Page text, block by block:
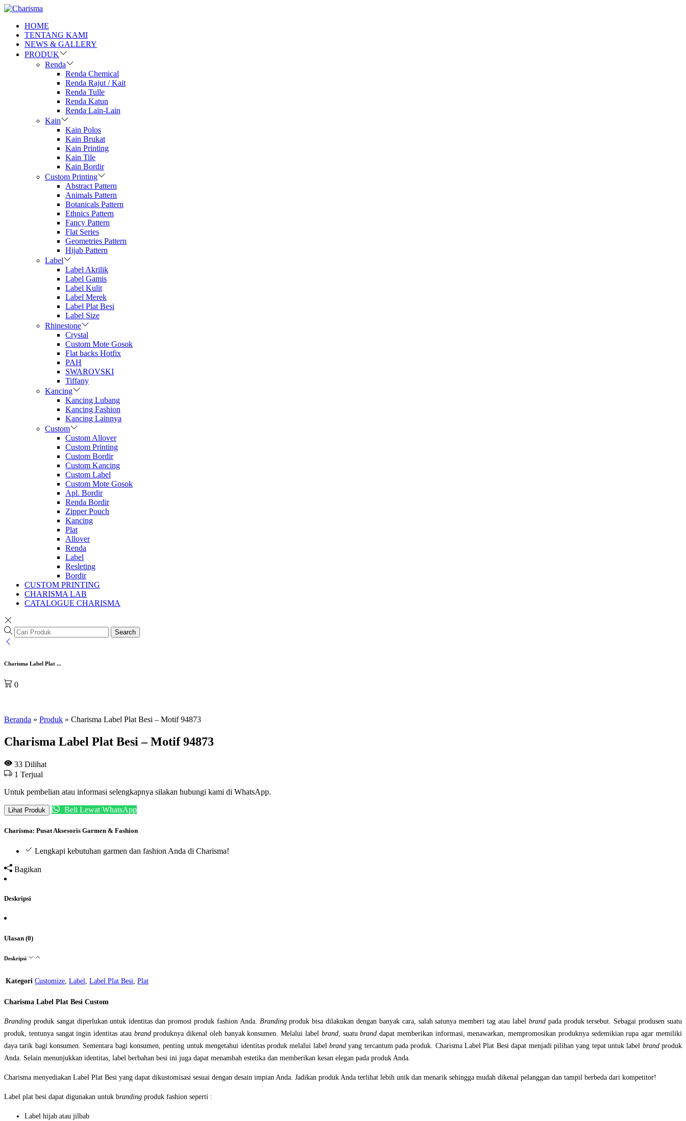
HOME
TENTANG KAMI
NEWS & GALLERY
PRODUK
Renda
Renda Chemical
Renda Rajut / Kait
Renda Tulle
Renda Katun
Renda Lain-Lain
Kain
Kain Polos
Kain Brukat
Kain Printing
Kain Tile
Kain Bordir
Custom Printing
Abstract Pattern
Animals Pattern
Botanicals Pattern
Ethnics Pattern
Fancy Pattern
Flat Series
Geometries Pattern
Hijab Pattern
Label
Label Akrilik
Label Gamis
Label Kulit
Label Merek
Label Plat Besi
Label Size
Rhinestone
Crystal
Custom Mote Gosok
Flat backs Hotfix
PAH
SWAROVSKI
Tiffany
Kancing
Kancing Lubang
Kancing Fashion
Kancing Lainnya
Custom
Custom Allover
Custom Printing
Custom Bordir
Custom Kancing
Custom Label
Custom Mote Gosok
Apl. Bordir
Renda Bordir
Zipper Pouch
Kancing
Plat
Allover
Renda
Label
Resleting
Bordir
CUSTOM PRINTING
CHARISMA LAB
CATALOGUE CHARISMA
Search
Charisma Label Plat ...
0
Beranda » Produk » Charisma Label Plat Besi – Motif 94873
Charisma Label Plat Besi – Motif 94873
33 Dilihat
1 Terjual
Untuk pembelian atau informasi selengkapnya silakan hubungi kami di WhatsApp.
Lihat Produk Beli Lewat WhatsApp
Charisma: Pusat Aksesoris Garmen & Fashion
Lengkapi kebutuhan garmen dan fashion Anda di Charisma!
Bagikan
Deskripsi
Ulasan (0)
Deskripsi
Kategori Customize, Label, Label Plat Besi, Plat
Charisma Label Plat Besi Custom
Branding produk sangat diperlukan untuk identitas dan promosi produk fashion Anda. Brandingproduk bisa dilakukan dengan banyak cara, salah satunya memberi tag atau label brandpada produk tersebut. Sebagai produsen suatu
produk, tentunya sangat ingin identitas atau brandproduknya dikenal oleh banyak konsumen. Melalui label brand, suatubrand dapat memberikan informasi, menawarkan, mempromosikan produknya sedemikian rupa agar memiliki
daya tarik bagi konsumen. Sementara bagi konsumen, penting untuk mengetahui identitas produk melalui label brandyang tercantum pada produk. Charisma Label Plat Besi dapat menjadi pilihan yang tepat untuk label brandproduk
Anda. Selain menunjukkan identitas, label berbahan besi ini juga dapat menambah estetika dan memberikan kesan elegan pada produk Anda.
Charisma menyediakan Label Plat Besi yang dapat dikustomisasi sesuai dengan desain impian Anda. Jadikan produk Anda terlihat lebih unik dan menarik sehingga mudah dikenal pelanggan dan tampil berbeda dari kompetitor!
Label plat besi dapat digunakan untuk branding produk fashion seperti :
Label hijab atau jilbab